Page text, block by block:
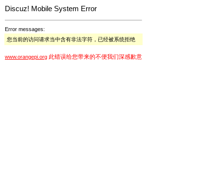
Discuz! Mobile System Error
Error messages:
您当前的访问请求当中含有非法字符，已经被系统拒绝
www.orangepi.org 此错误给您带来的不便我们深感歉意